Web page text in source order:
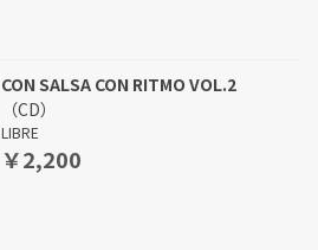
CON SALSA CON RITMO VOL.2
（CD）
LIBRE
￥2,200